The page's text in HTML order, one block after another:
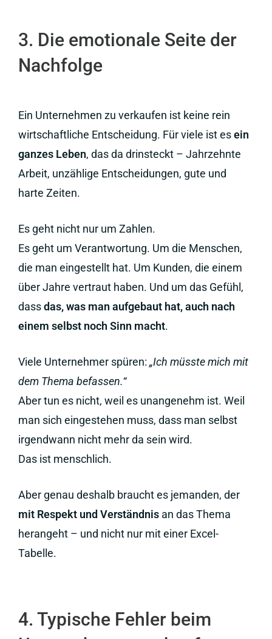
3. Die emotionale Seite der
Nachfolge
Ein Unternehmen zu verkaufen ist keine rein
wirtschaftliche Entscheidung. Für viele ist esein
ganzes Leben, das da drinsteckt – Jahrzehnte
Arbeit, unzählige Entscheidungen, gute und
harte Zeiten.
Es geht nicht nur um Zahlen.
Es geht um Verantwortung. Um die Menschen,
die man eingestellt hat. Um Kunden, die einem
über Jahre vertraut haben. Und um das Gefühl,
dassdas, was man aufgebaut hat, auch nach
einem selbst noch Sinn macht.
Viele Unternehmer spüren: „Ich müsste mich mit
dem Thema befassen.“
Aber tun es nicht, weil es unangenehm ist. Weil
man sich eingestehen muss, dass man selbst
irgendwann nicht mehr da sein wird.
Das ist menschlich.
Aber genau deshalb braucht es jemanden, der
mit Respekt und Verständnis an das Thema
herangeht – und nicht nur mit einer Excel-
Tabelle.
4. Typische Fehler beim